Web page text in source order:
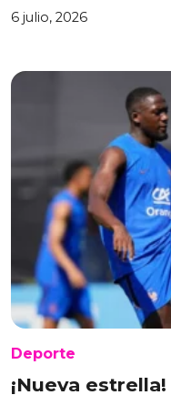
6 julio, 2026
Deporte
¡Nueva